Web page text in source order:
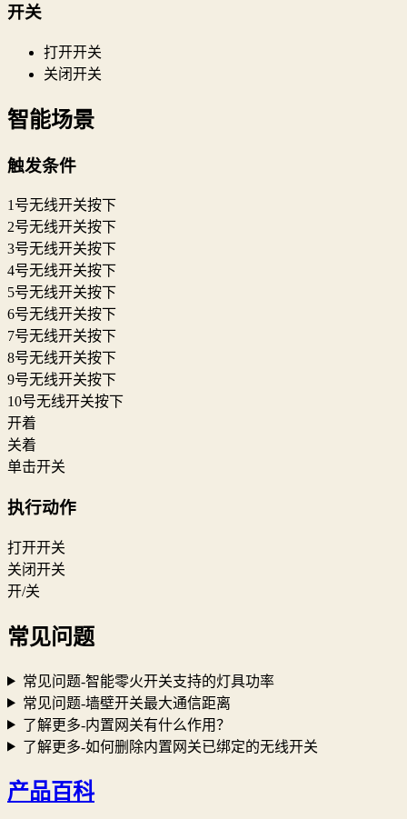
开关
打开开关
关闭开关
智能场景
触发条件
1号无线开关按下
2号无线开关按下
3号无线开关按下
4号无线开关按下
5号无线开关按下
6号无线开关按下
7号无线开关按下
8号无线开关按下
9号无线开关按下
10号无线开关按下
开着
关着
单击开关
执行动作
打开开关
关闭开关
开/关
常见问题
常见问题-智能零火开关支持的灯具功率
常见问题-墙壁开关最大通信距离
了解更多-内置网关有什么作用？
了解更多-如何删除内置网关已绑定的无线开关
产品百科